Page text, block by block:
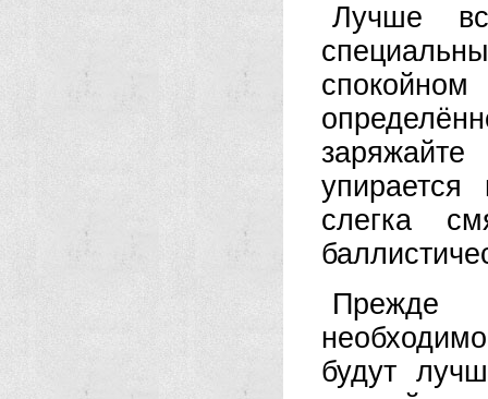
Лучше
слегка
Прежде
будут